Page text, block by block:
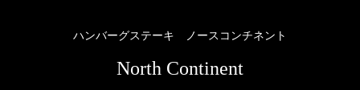
ハンバーグステーキ ノースコンチネント
North Continent